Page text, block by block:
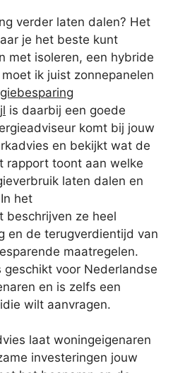
verder laten dalen? Het
je het beste kunt
met isoleren, een hybride
ik juist zonnepanelen
is daarbij een goede
komt bij jouw
en bekijkt wat de
rapport toont aan welke
laten dalen en
het
beschrijven ze heel
en de terugverdientijd van
maatregelen.
voor Nederlandse
en is zelfs een
wilt aanvragen.
laat woningeigenaren
investeringen jouw